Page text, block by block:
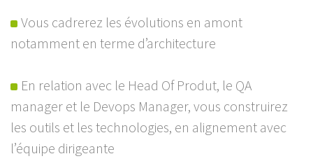
Vous cadrerez les évolutions en amont
notamment en terme d’architecture
En relation avec le Head Of Produt, le QA
manager et le Devops Manager, vous construirez
les outils et les technologies, en alignement avec
l’équipe dirigeante